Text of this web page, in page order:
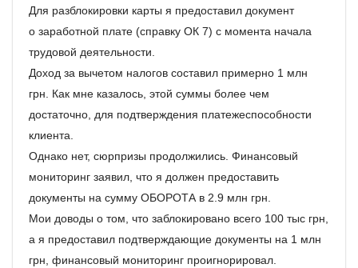
Для разблокировки карты я предоставил документ
о заработной плате (справку ОК 7) с момента начала
трудовой деятельности.
Доход за вычетом налогов составил примерно 1 млн
грн. Как мне казалось, этой суммы более чем
достаточно, для подтверждения платежеспособности
клиента.
Однако нет, сюрпризы продолжились. Финансовый
мониторинг заявил, что я должен предоставить
документы на сумму ОБОРОТА в 2.9 млн грн.
Мои доводы о том, что заблокировано всего 100 тыс грн,
а я предоставил подтверждающие документы на 1 млн
грн, финансовый мониторинг проигнорировал.